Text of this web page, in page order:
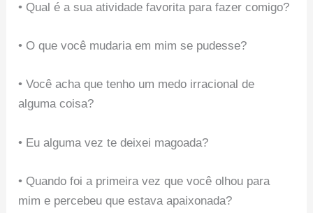
• Qual é a sua atividade favorita para fazer comigo?
• O que você mudaria em mim se pudesse?
• Você acha que tenho um medo irracional de
alguma coisa?
• Eu alguma vez te deixei magoada?
• Quando foi a primeira vez que você olhou para
mim e percebeu que estava apaixonada?